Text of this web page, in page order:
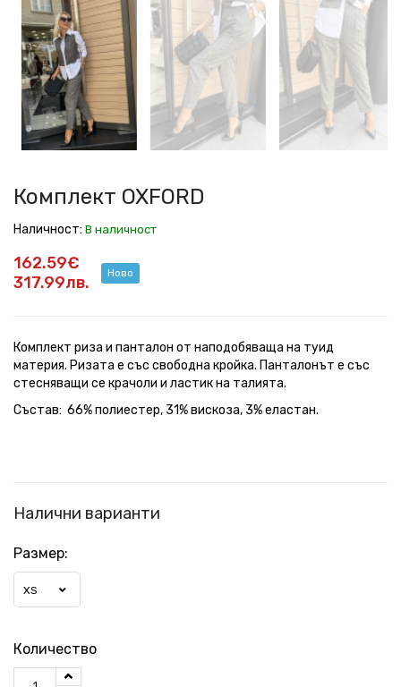
OXFORD
OXFORD
OXFORD
OXFORD
OXFORD
OXFORD
OXFORD
OXFORD
OXFORD
Комплект OXFORD
Наличност: В наличност
162.59€
317.99лв.
Ново
Комплект риза и панталон от наподобяваща на туид
материя. Ризата е със свободна кройка. Панталонът е със
стесняващи се крачоли и ластик на талията.
Състав: 66% полиестер, 31% вискоза, 3% еластан.
Налични варианти
Размер:
XS
Количество